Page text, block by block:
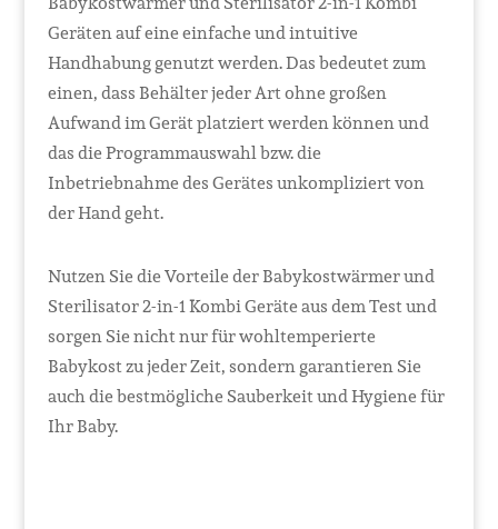
Geräten auf eine einfache und intuitive
Handhabung genutzt werden. Das bedeutet zum
einen, dass Behälter jeder Art ohne großen
Aufwand im Gerät platziert werden können und
das die Programmauswahl bzw. die
Inbetriebnahme des Gerätes unkompliziert von
der Hand geht.
Nutzen Sie die Vorteile der Babykostwärmer und
Sterilisator 2-in-1 Kombi Geräte aus dem Test und
sorgen Sie nicht nur für wohltemperierte
Babykost zu jeder Zeit, sondern garantieren Sie
auch die bestmögliche Sauberkeit und Hygiene für
Ihr Baby.